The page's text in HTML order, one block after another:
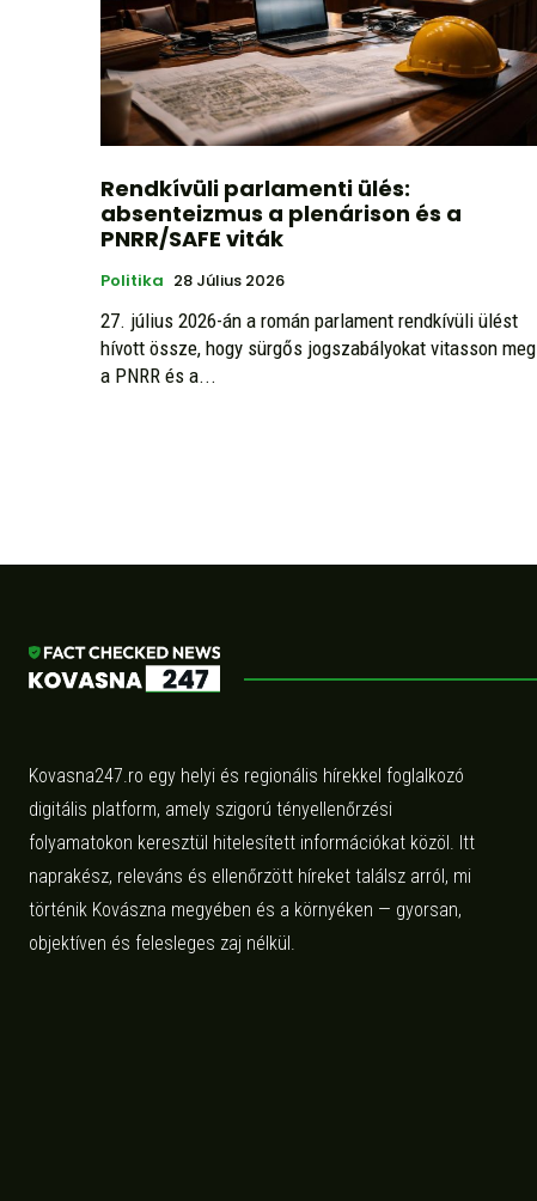
Rendkívüli parlamenti ülés:
absenteizmus a plenárison és a
PNRR/SAFE viták
Politika 28 Július 2026
27. július 2026-án a román parlament rendkívüli ülést
hívott össze, hogy sürgős jogszabályokat vitasson meg
a PNRR és a...
Kovasna247.ro egy helyi és regionális hírekkel foglalkozó
digitális platform, amely szigorú tényellenőrzési
folyamatokon keresztül hitelesített információkat közöl. Itt
naprakész, releváns és ellenőrzött híreket találsz arról, mi
történik Kovászna megyében és a környéken — gyorsan,
objektíven és felesleges zaj nélkül.